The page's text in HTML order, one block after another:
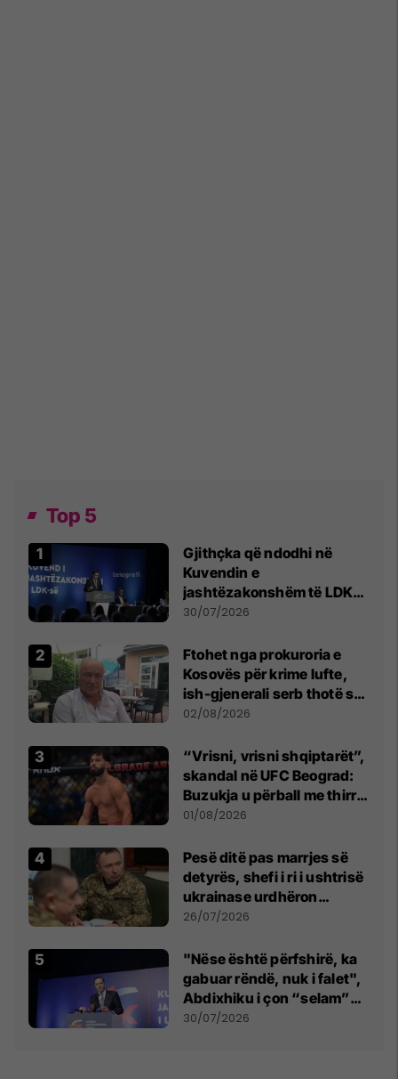
Top 5
Gjithçka që ndodhi në
Kuvendin e
jashtëzakonshëm të LDK-
së
30/07/2026
Ftohet nga prokuroria e
Kosovës për krime lufte,
ish-gjenerali serb thotë se
dikush e tradhtoi në
02/08/2026
“Vrisni, vrisni shqiptarët”,
skandal në UFC Beograd:
Buzukja u përball me thirrje
anti-shqiptare nga
01/08/2026
Pesë ditë pas marrjes së
detyrës, shefi i ri i ushtrisë
ukrainase urdhëron
kontroll të madh
26/07/2026
"Nëse është përfshirë, ka
gabuar rëndë, nuk i falet",
Abdixhiku i çon “selam”
Përparim Ramës
30/07/2026